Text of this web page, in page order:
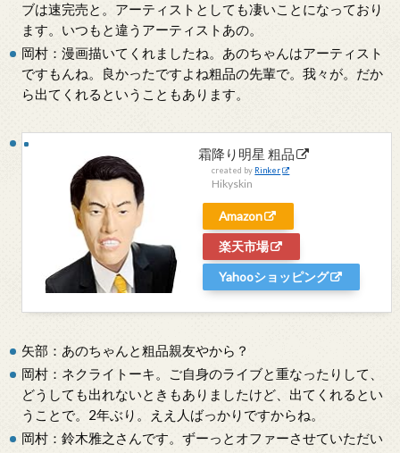
ブは速完売と。アーティストとしても凄いことになっており
ます。いつもと違うアーティストあの。
岡村：漫画描いてくれましたね。あのちゃんはアーティスト
ですもんね。良かったですよね粗品の先輩で。我々が。だか
ら出てくれるということもあります。
霜降り明星 粗品
created by Rinker
Hikyskin
Amazon
楽天市場
Yahooショッピング
矢部：あのちゃんと粗品親友やから？
岡村：ネクライトーキ。ご自身のライブと重なったりして、
どうしても出れないときもありましたけど、出てくれるとい
うことで。2年ぶり。ええ人ばっかりですからね。
岡村：鈴木雅之さんです。ずーっとオファーさせていただい